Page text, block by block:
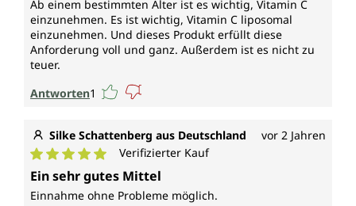
Ab einem bestimmten Alter ist es wichtig, Vitamin C
einzunehmen. Es ist wichtig, Vitamin C liposomal
einzunehmen. Und dieses Produkt erfüllt diese
Anforderung voll und ganz. Außerdem ist es nicht zu
teuer.
Antworten1
Silke Schattenberg aus Deutschland vor 2 Jahren
Durchschnittliche Bewertung von 5 von 5 Sternen
Verifizierter Kauf
Ein sehr gutes Mittel
Einnahme ohne Probleme möglich.